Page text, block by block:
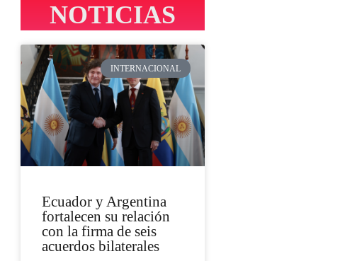
NOTICIAS
INTERNACIONAL
Ecuador y Argentina
fortalecen su relación
con la firma de seis
acuerdos bilaterales